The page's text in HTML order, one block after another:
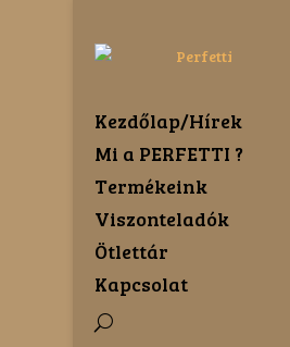
Kezdőlap/Hírek
Mi a PERFETTI ?
Termékeink
Viszonteladók
Ötlettár
Kapcsolat